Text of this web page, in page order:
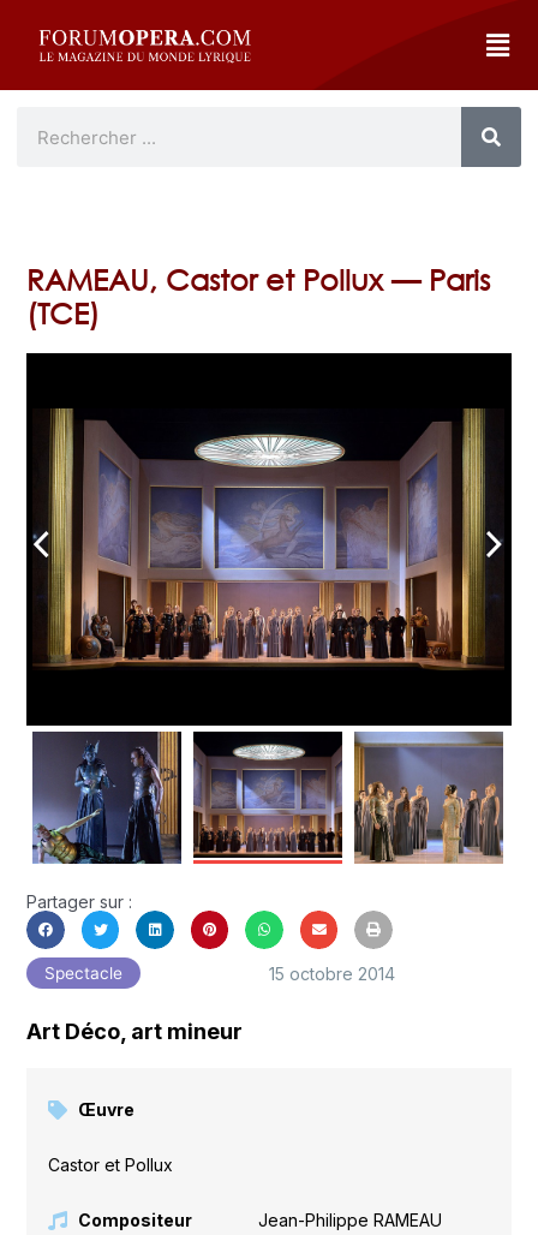
RAMEAU, Castor et Pollux — Paris
(TCE)
arrow_back_ios arrow_forward_ios
Partager sur :
Spectacle 15 octobre 2014
Art Déco, art mineur
Œuvre
Castor et Pollux
Compositeur Jean-Philippe RAMEAU